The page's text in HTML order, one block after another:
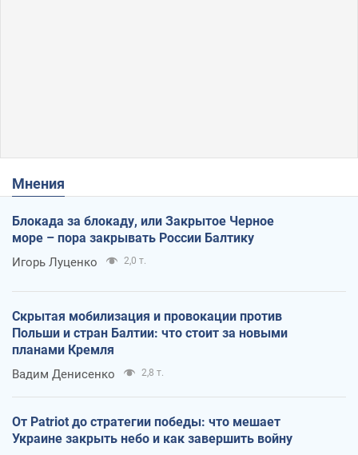
Мнения
Блокада за блокаду, или Закрытое Черное
море – пора закрывать России Балтику
Игорь Луценко 2,0 т.
Скрытая мобилизация и провокации против
Польши и стран Балтии: что стоит за новыми
планами Кремля
Вадим Денисенко 2,8 т.
От Patriot до стратегии победы: что мешает
Украине закрыть небо и как завершить войну